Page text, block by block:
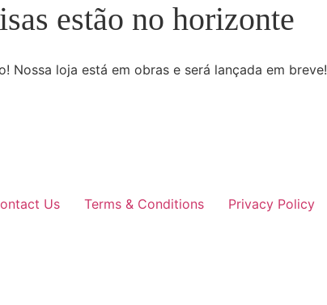
estão no horizonte
Nossa loja está em obras e será lançada em breve!
Us Terms & Conditions Privacy Policy